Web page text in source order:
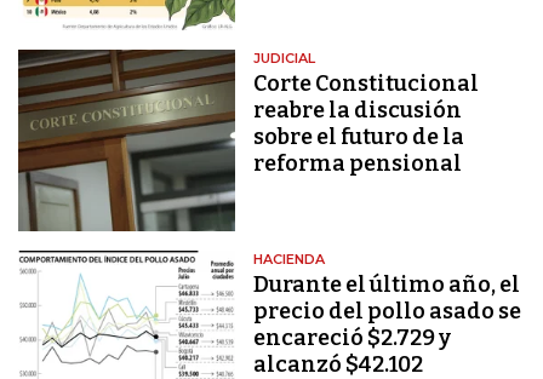
JUDICIAL
Corte Constitucional
reabre la discusión
sobre el futuro de la
reforma pensional
HACIENDA
Durante el último año, el
precio del pollo asado se
encareció $2.729 y
alcanzó $42.102